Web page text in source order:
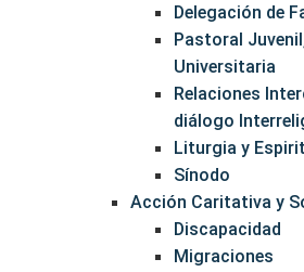
Delegación de
Pastoral
Universitaria
Relaciones
diálogo
Liturgia y
Sínodo
Acción Caritativa y
Discapacidad
Migraciones